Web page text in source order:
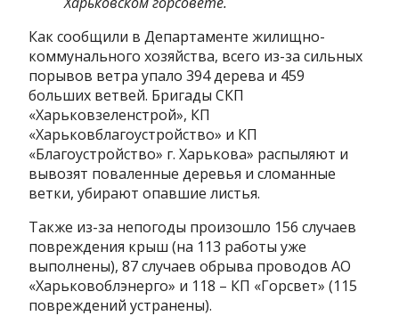
Как сообщили в Департаменте жилищно-
коммунального хозяйства, всего из-за сильных
порывов ветра упало 394 дерева и 459
больших ветвей. Бригады СКП
«Харьковзеленстрой», КП
«Харьковблагоустройство» и КП
«Благоустройство» г. Харькова» распыляют и
вывозят поваленные деревья и сломанные
ветки, убирают опавшие листья.
Также из-за непогоды произошло 156 случаев
повреждения крыш (на 113 работы уже
выполнены), 87 случаев обрыва проводов АО
«Харьковоблэнерго» и 118 – КП «Горсвет» (115
повреждений устранены).